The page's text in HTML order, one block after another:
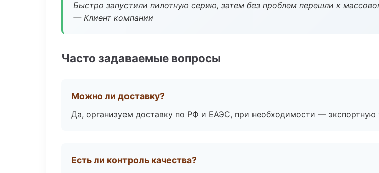
Быстро запустили пилотную серию, затем без проблем перешли к
— Клиент компании
Часто задаваемые вопросы
Можно ли доставку?
Да, организуем доставку по РФ и ЕАЭС, при необходимости — экспортную
Есть ли контроль качества?